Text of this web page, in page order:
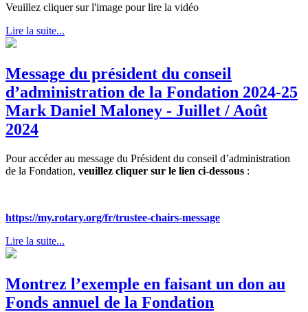
Veuillez cliquer sur l'image pour lire la vidéo
Lire la suite...
Message du président du conseil
d’administration de la Fondation 2024-25
Mark Daniel Maloney - Juillet / Août
2024
Pour accéder au message du Président du conseil d’administration
de la Fondation, veuillez cliquer sur le lien ci-dessous :
https://my.rotary.org/fr/trustee-chairs-message
Lire la suite...
Montrez l’exemple en faisant un don au
Fonds annuel de la Fondation